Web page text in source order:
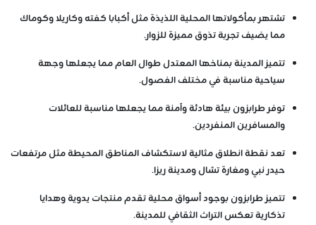
تشتهر بمأكولاتها المحلية اللذيذة مثل أكبابا كفته وكاريلا وكوماك
مما يضيف تجربة تذوق مميزة للزوار.
تتميز المدينة بمناخها المعتدل طوال العام مما يجعلها وجهة
سياحية مناسبة في مختلف الفصول.
توفر طرابزون بيئة هادئة وآمنة مما يجعلها مناسبة للعائلات
والمسافرين المنفردين.
تعد نقطة انطلاق مثالية لاستكشاف المناطق المحيطة مثل مرتفعات
حيدر نبي ومغارة تشال ومدينة ريزا.
تتميز طرابزون بوجود أسواق محلية تقدم منتجات يدوية وهدايا
تذكارية تعكس التراث الثقافي للمدينة.